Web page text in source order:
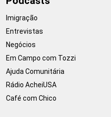
Imigração
Entrevistas
Negócios
Em Campo com Tozzi
Ajuda Comunitária
Rádio AcheiUSA
Café com Chico